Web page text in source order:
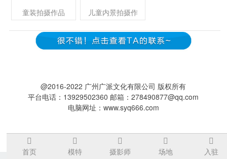
童装拍摄作品 儿童内景拍摄作
@2016-2022 广州广派文化有限公司 版权所有
平台电话：13929502360 邮箱：278490877@qq.com
电脑网址：www.syq666.com
首页 模特 摄影师 场地 入驻